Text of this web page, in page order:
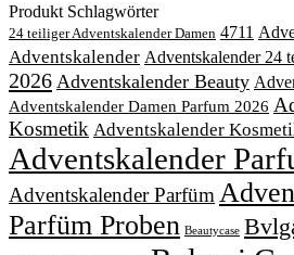
Produkt Schlagwörter
24 teiliger Adventskalender Damen 4711
Adventskalender Adventskalender 24
2026 Adventskalender Beauty
Adventskalender Damen Parfum 2026
Kosmetik Adventskalender
Adventskalender
Adventskalender Parfüm
Parfüm Proben Beautycase